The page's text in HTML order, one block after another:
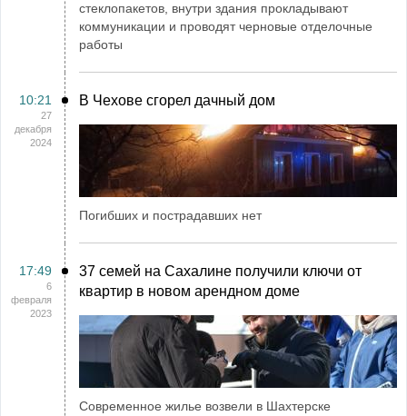
стеклопакетов, внутри здания прокладывают
коммуникации и проводят черновые отделочные
работы
10:21
27
декабря
2024
В Чехове сгорел дачный дом
Погибших и пострадавших нет
17:49
6
февраля
2023
37 семей на Сахалине получили ключи от
квартир в новом арендном доме
Современное жилье возвели в Шахтерске